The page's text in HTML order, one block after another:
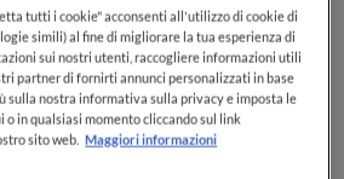
tutti i cookie" acconsenti all'utilizzo di cookie di
simili) al fine di migliorare la tua esperienza di
sui nostri utenti, raccogliere informazioni utili
partner di fornirti annunci personalizzati in base
sulla nostra informativa sulla privacy e imposta le
o in qualsiasi momento cliccando sul link
sito web. Maggiori informazioni